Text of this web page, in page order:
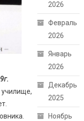
училище,
2026
Февраль
2026
Январь
2026
Декабрь
2025
Ноябрь